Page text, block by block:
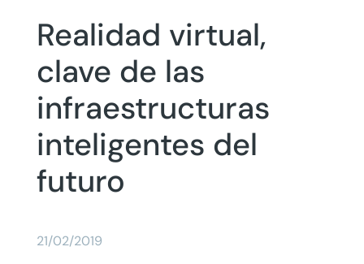
Realidad virtual,
clave de las
infraestructuras
inteligentes del
futuro
21/02/2019